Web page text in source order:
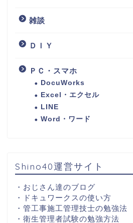
雑談
ＤＩＹ
ＰＣ・スマホ
DocuWorks
Excel・エクセル
LINE
Word・ワード
Shino40運営サイト
・ おじさん達のブログ
・
ドキュワークスの使い方
・ 管工事施工管理技士の勉強法
・ 衛生管理者試験の勉強方法